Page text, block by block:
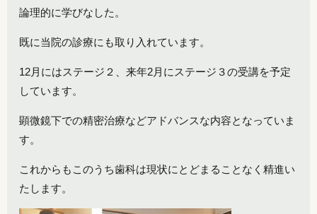
論理的に学びなした。
既に当院の診療にも取り入れています。
12月にはステージ２、来年2月にステージ３の受講を予定
しています。
顕微鏡下での精密治療などアドバンスな内容となっていま
す。
これからもこのうち歯科は現状にとどまることなく精進い
たします。